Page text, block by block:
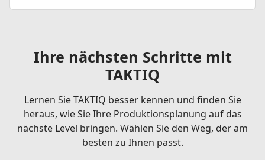
Ihre nächsten Schritte mit
TAKTIQ
Lernen Sie TAKTIQ besser kennen und finden Sie
heraus, wie Sie Ihre Produktionsplanung auf das
nächste Level bringen. Wählen Sie den Weg, der am
besten zu Ihnen passt.